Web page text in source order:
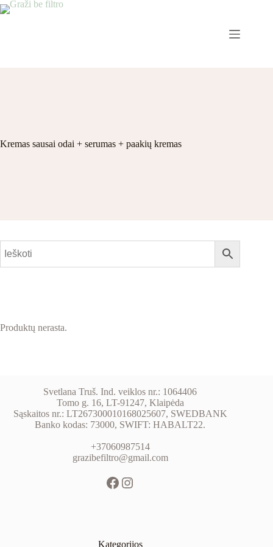
Kremas sausai odai + serumas + paakių kremas
Produktų nerasta.
Svetlana Truš. Ind. veiklos nr.: 1064406
Tomo g. 16, LT-91247, Klaipėda
Sąskaitos nr.: LT267300010168025607, SWEDBANK
Banko kodas: 73000, SWIFT: HABALT22.
+37060987514
grazibefiltro@gmail.com
Kategorijos